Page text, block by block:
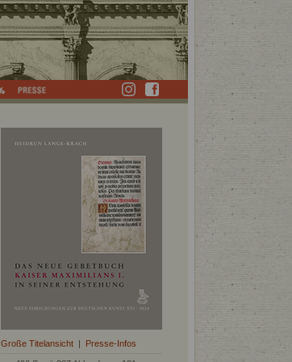
Große Titelansicht | Presse-Infos